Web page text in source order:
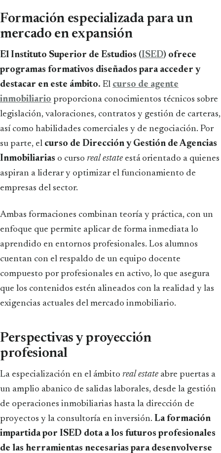
Formación especializada para un
mercado en expansión
El Instituto Superior de Estudios (ISED) ofrece
programas formativos diseñados para acceder y
destacar en este ámbito. El curso de agente
inmobiliario proporciona conocimientos técnicos sobre
legislación, valoraciones, contratos y gestión de carteras,
así como habilidades comerciales y de negociación. Por
su parte, el curso de Dirección y Gestión de Agencias
Inmobiliarias o curso real estate está orientado a quienes
aspiran a liderar y optimizar el funcionamiento de
empresas del sector.
Ambas formaciones combinan teoría y práctica, con un
enfoque que permite aplicar de forma inmediata lo
aprendido en entornos profesionales. Los alumnos
cuentan con el respaldo de un equipo docente
compuesto por profesionales en activo, lo que asegura
que los contenidos estén alineados con la realidad y las
exigencias actuales del mercado inmobiliario.
Perspectivas y proyección
profesional
La especialización en el ámbito real estate abre puertas a
un amplio abanico de salidas laborales, desde la gestión
de operaciones inmobiliarias hasta la dirección de
proyectos y la consultoría en inversión. La formación
impartida por ISED dota a los futuros profesionales
de las herramientas necesarias para desenvolverse